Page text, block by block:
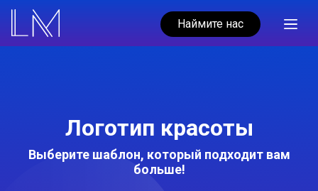
Наймите нас
Логотип красоты
Выберите шаблон, который подходит вам
больше!